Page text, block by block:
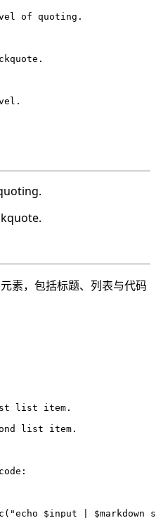
of quoting.
素，包括标题、列表与代码
list item.
list item.
$input |